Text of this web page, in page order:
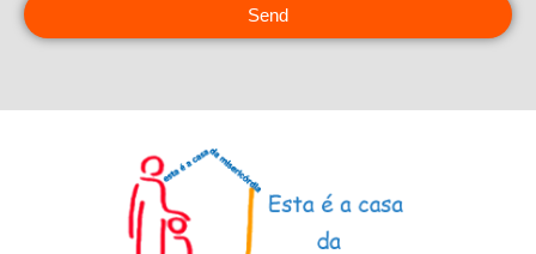
Send